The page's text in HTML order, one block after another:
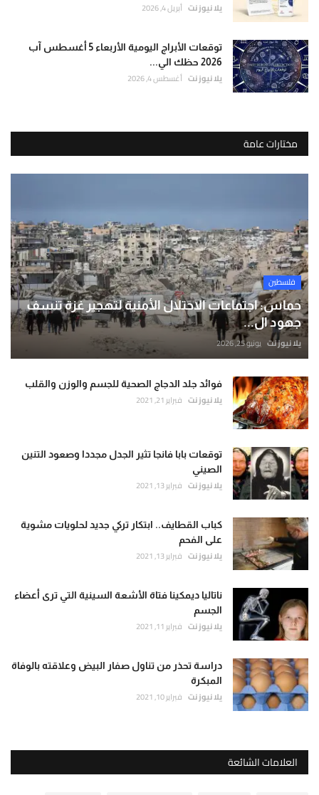
يلا نيوز نت أبريل 4, 2026
توقعات الأبراج اليومية الأربعاء 5 أغسطس آب
2026 حظك الي...
يلا نيوز نت أغسطس 4, 2026
مختارات عامة
فلسطين
حماس: اجتماعات الاحتلال الأمنية لتهجير غزة تنسف
جهود ال...
يلا نيوز نت يونيو 25, 2026
فوائد جلد الدجاج الصحية للجسم والوزن والقلب
يلا نيوز نت فبراير 21, 2021
توقعات بابا فانجا تثير الجدل مجددا وصعود التنين
الصيني
يلا نيوز نت فبراير 13, 2021
كباب القطايف.. ابتكار تركي جديد لحلويات مشوية
على الفحم
يلا نيوز نت فبراير 13, 2021
ناتاليا ديمكينا فتاة الأشعة السينية التي ترى أعضاء
الجسم
يلا نيوز نت فبراير 11, 2021
دراسة تحذر من تناول صفار البيض وعلاقته بالوفاة
المبكرة
يلا نيوز نت فبراير 10, 2021
العلامات الشائعة